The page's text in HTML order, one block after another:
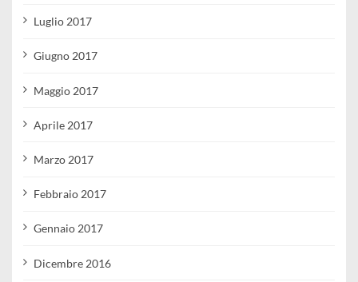
Luglio 2017
Giugno 2017
Maggio 2017
Aprile 2017
Marzo 2017
Febbraio 2017
Gennaio 2017
Dicembre 2016